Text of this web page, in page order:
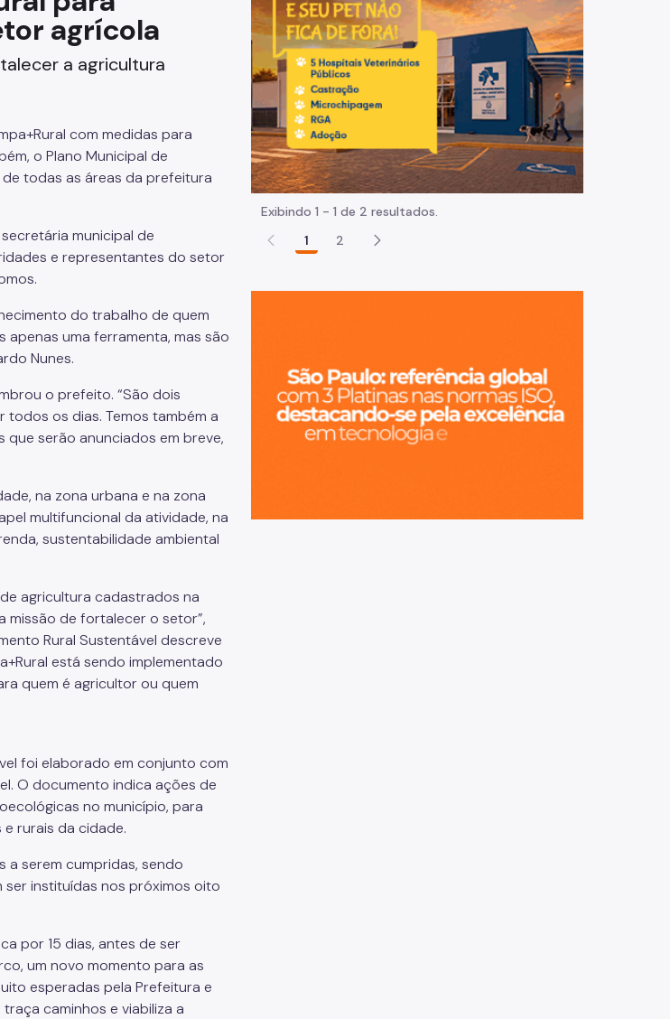
e Benefícios
Normas e procedimentos
agrícola
a agricultura
com medidas para
o Plano Municipal de
todas as áreas da prefeitura
municipal de
e representantes do setor
do trabalho de quem
uma ferramenta, mas são
Nunes.
o prefeito. “São dois
todos os dias. Temos também a
serão anunciados em breve,
na zona urbana e na zona
multifuncional da atividade, na
sustentabilidade ambiental
agricultura cadastrados na
missão de fortalecer o setor”,
Rural Sustentável descreve
está sendo implementado
quem é agricultor ou quem
foi elaborado em conjunto com
O documento indica ações de
no município, para
rurais da cidade.
a serem cumpridas, sendo
ser instituídas nos próximos oito
por 15 dias, antes de ser
um novo momento para as
esperadas pela Prefeitura e
caminhos e viabiliza a
Exibindo 1 - 1 de 2 resultados.
1
2